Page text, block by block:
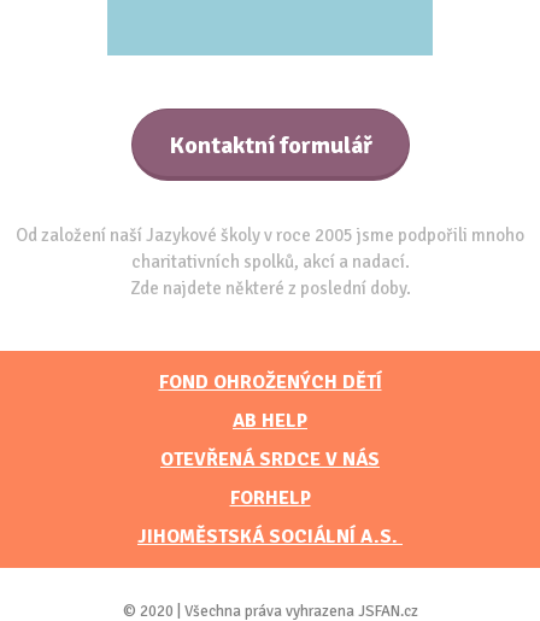
Kontaktní formulář
Od založení naší Jazykové školy v roce 2005 jsme podpořili mnoho
charitativních spolků, akcí a nadací.
Zde najdete některé z poslední doby.
FOND OHROŽENÝCH DĚTÍ
AB HELP
OTEVŘENÁ SRDCE V NÁS
FORHELP
JIHOMĚSTSKÁ SOCIÁLNÍ A.S.
© 2020 | Všechna práva vyhrazena JSFAN.cz